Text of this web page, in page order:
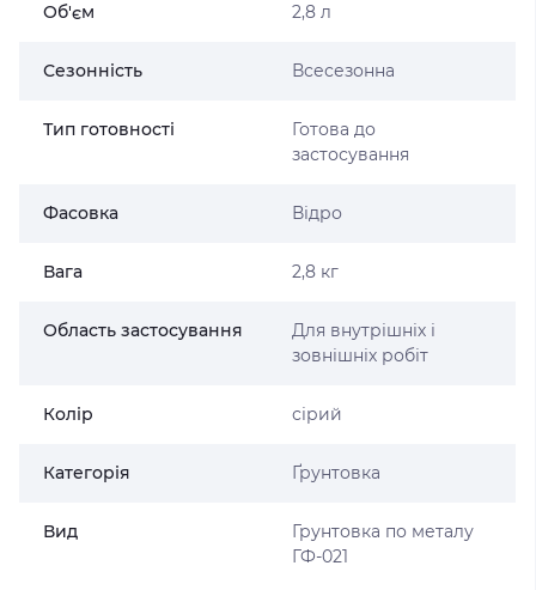
Об'єм 2,8 л
Сезонність Всесезонна
Тип готовності
Готова до
застосування
Фасовка Відро
Вага 2,8 кг
Область застосування
Для внутрішніх і
зовнішніх робіт
Колір сірий
Категорія Ґрунтовка
Вид
Грунтовка по металу
ГФ-021